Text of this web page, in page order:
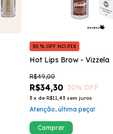
Hot Lips Brow - Vizzela
R$34,30
R$49,00
30% OFF
3 x de R$11,43 sem juros
30 % OFF NO PIX
Atenção, última peça!